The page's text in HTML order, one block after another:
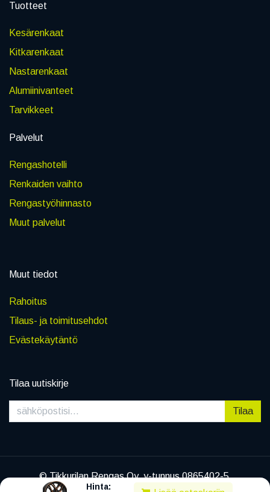
Hinta:
Tuotteet
Kesärenkaat
Kitkarenkaat
Nastarenkaat
Alumiinivanteet
Tarvikkeet
Palvelut
Rengashotelli
Renkaiden vaihto
Rengastyöhinnasto
Muut palvelut
Muut tiedot
Rahoitus
Tilaus- ja toimitusehdot
Evästekäytäntö
Tilaa uutiskirje
Tilaa
© Tikkurilan Rengas Oy, y-tunnus 0865402-5